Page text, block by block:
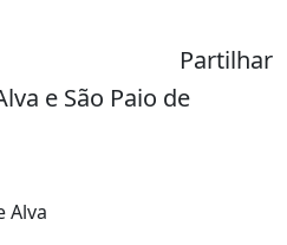
Partilhar
e São Paio de
Alva